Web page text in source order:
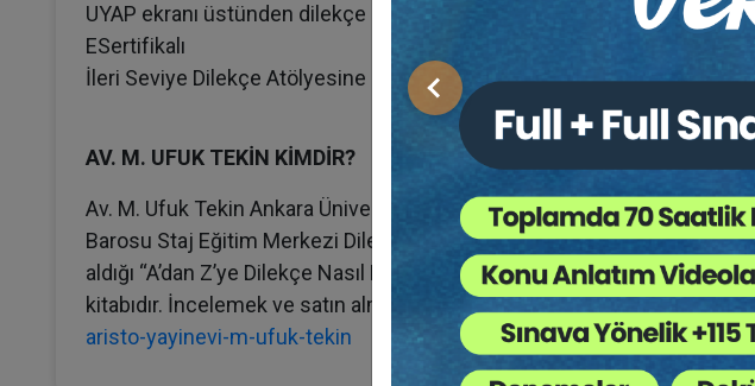
Önceki
UYAP ekranı üstünden dilekçe gönderimi
ESertifikalı
İleri Seviye Dilekçe Atölyesine katılma imkanı
AV. M. UFUK TEKİN KİMDİR?
Av. M. Ufuk Tekin Ankara Üniversitesi Hukuk Fakültesi mezunu olup 24
Barosu Staj Eğitim Merkezi Dilekçe eğitmenidir. Çok sayıda baroda
aldığı “A’dan Z’ye Dilekçe Nasıl Hazırlanır - Bir Dilekçenin Anatomisi”
kitabıdır. İncelemek ve satın almak için linki tıklayabilirsiniz:https://
aristo-yayinevi-m-ufuk-tekin